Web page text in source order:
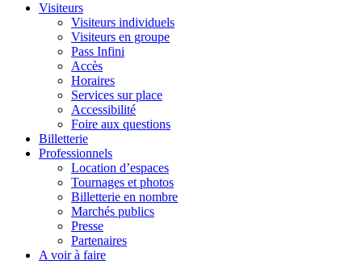
Visiteurs
Visiteurs individuels
Visiteurs en groupe
Pass Infini
Accès
Horaires
Services sur place
Accessibilité
Foire aux questions
Billetterie
Professionnels
Location d’espaces
Tournages et photos
Billetterie en nombre
Marchés publics
Presse
Partenaires
A voir à faire